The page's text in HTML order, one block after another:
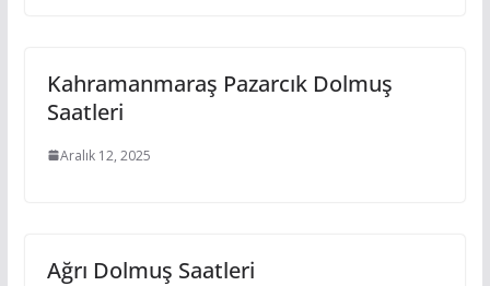
Kahramanmaraş Pazarcık Dolmuş
Saatleri
Aralık 12, 2025
Ağrı Dolmuş Saatleri